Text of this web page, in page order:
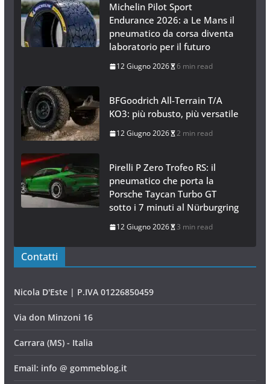
Michelin Pilot Sport
Endurance 2026: a Le Mans il
pneumatico da corsa diventa
laboratorio per il futuro
12 Giugno 2026 6 min read
BFGoodrich All-Terrain T/A
KO3: più robusto, più versatile
12 Giugno 2026 2 min read
Pirelli P Zero Trofeo RS: il
pneumatico che porta la
Porsche Taycan Turbo GT
sotto i 7 minuti al Nürburgring
12 Giugno 2026 3 min read
Contatti
Nicola D'Este | P.IVA 01226850459
Via don Minzoni 16
Carrara (MS) - Italia
Email: info @ gommeblog.it